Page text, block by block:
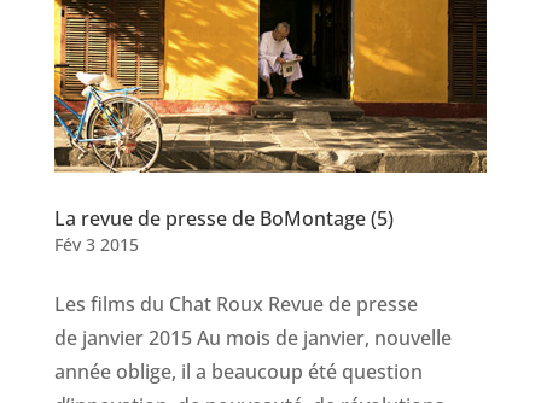
La revue de presse de BoMontage (5)
Fév 3 2015
Les films du Chat Roux Revue de presse
de janvier 2015 Au mois de janvier, nouvelle
année oblige, il a beaucoup été question